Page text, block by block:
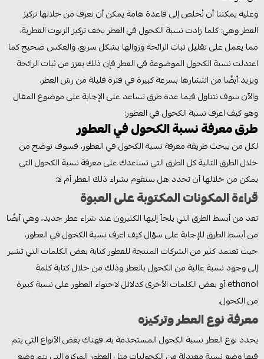
وعليه يمكننا أن نُخلص إلى قاعدة هامة يمكن أن نعرف من خلالها تركيز
العطر وهي: كلما زادت نسبة الكحول في العطر يخف تركيز الزيوت العطرية،
مما يعمل على تقليل ثبات الرائحة وزوالها بشكل سريع، والعكس صحيح كما
اعتدلت نسبة الكحول الموضوعة في العطر فإن ذلك يعزز من ثبات الرائحة
ويزيد أيضًا من انتشارها بسرعة كبيرة في فترة قليلة من رش العطر.
والآن سوف نتناول فيما عدة طرق تساعد على الإجابة على موضوع المقال
وهو كيف اعرف نسبة الكحول في العطور:
طرق معرفة نسبة الكحول في العطور
لكل من يبحث طريقة معرفة نسبة الكحول في العطور، فسوف نوضح من
خلال الطرق التالية كل الطرق التي تساعدك على معرفة نسبة الكحول التي
يمكن من خلالها أن تحدد هل ستقوم بشراء ذلك العطر أم لا:
قراءة المكونات المكتوبة على العبوة
تعد من أبسط الطرق التي يلجأ إليها الكثيرون عند شراء عطر جديد، وهي أيضًا
من أبسط الطرق للإجابة على سؤال كيف اعرف نسبة الكحول في العطور،
حيث تعتمد كثير من الشركات المنتجة للعطور كتابة بعض الكلمات التي تشير
إلى وجود نسبة عالية من الكحول بالعطر وذلك من خلال كتابة كلمة
ethanol أو بعض الكلمات الأخرى كدلائل لاحتواء العطور على نسبة كبيرة
من الكحول.
معرفة نوع العطر وتركيزه
يحدد نوع العطر نسبة الكحول المستخدمة به، فهناك بعض الأنواع التي يتم